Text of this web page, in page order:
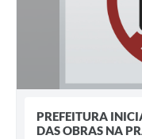
PREFEITURA
DAS OBRAS NA